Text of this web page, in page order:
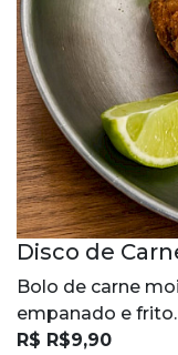
Disco de
Bolo de carne
empanado e frito.
R$ R$9,90